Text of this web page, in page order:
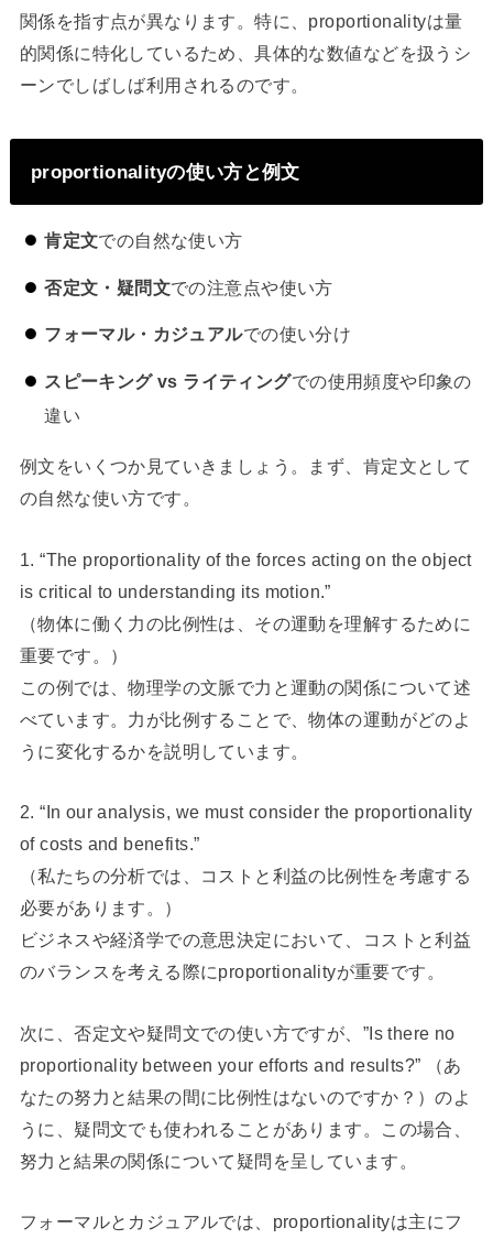
関係を指す点が異なります。特に、proportionalityは量
的関係に特化しているため、具体的な数値などを扱うシ
ーンでしばしば利用されるのです。
proportionalityの使い方と例文
肯定文での自然な使い方
否定文・疑問文での注意点や使い方
フォーマル・カジュアルでの使い分け
スピーキング vs ライティングでの使用頻度や印象の
違い
例文をいくつか見ていきましょう。まず、肯定文として
の自然な使い方です。
1. “The proportionality of the forces acting on the object
is critical to understanding its motion.”
（物体に働く力の比例性は、その運動を理解するために
重要です。）
この例では、物理学の文脈で力と運動の関係について述
べています。力が比例することで、物体の運動がどのよ
うに変化するかを説明しています。
2. “In our analysis, we must consider the proportionality
of costs and benefits.”
（私たちの分析では、コストと利益の比例性を考慮する
必要があります。）
ビジネスや経済学での意思決定において、コストと利益
のバランスを考える際にproportionalityが重要です。
次に、否定文や疑問文での使い方ですが、”Is there no
proportionality between your efforts and results?” （あ
なたの努力と結果の間に比例性はないのですか？）のよ
うに、疑問文でも使われることがあります。この場合、
努力と結果の関係について疑問を呈しています。
フォーマルとカジュアルでは、proportionalityは主にフ